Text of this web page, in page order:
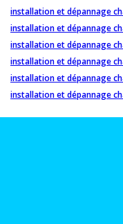
installation et dépannage
installation et dépannage
installation et dépannage
installation et dépannage
installation et dépannage
installation et dépannage